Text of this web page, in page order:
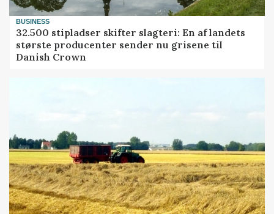
BUSINESS
32.500 stipladser skifter slagteri: En af landets
største producenter sender nu grisene til
Danish Crown